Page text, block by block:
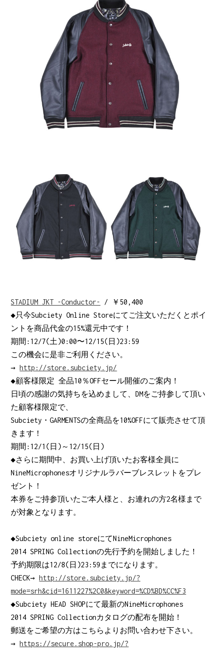
STADIUM JKT -Conductor-
/ ￥50,400
◆只今Subciety Online Storeにてご注文いただくとポイ
ントを商品代金の15%還元中です！
期間:12/7(土)0:00〜12/15(日)23:59
この機会に是非ご利用ください。
→ http://store.subciety.jp/
◆顧客様限定 全品10％OFFセール開催のご案内！
日頃の感謝の気持ちを込めまして、DMをご持参して頂い
た顧客様限定で、
Subciety・GARMENTSの全商品を10%OFFにて販売させて頂
きます！
期間:12/1(日)～12/15(日)
◆さらに期間中、お買い上げ頂いたお客様全員に
NineMicrophonesオリジナルラバーブレスレットをプレ
ゼント！
本券をご持参頂いたご本人様と、お連れの方2名様まで
が対象となります。
◆Subciety online storeにてNineMicrophones
2014 SPRING Collectionの先行予約を開始しました！
予約期限は12/8(日)23:59までになります。
CHECK→ http://store.subciety.jp/?
mode=srh&cid=1611227%2C0&keyword=%CD%BD%CC%F3
◆Subciety HEAD SHOPにて最新のNineMicrophones
2014 SPRING Collectionカタログの配布を開始！
郵送をご希望の方はこちらよりお問い合わせ下さい。
→ https://secure.shop-pro.jp/?